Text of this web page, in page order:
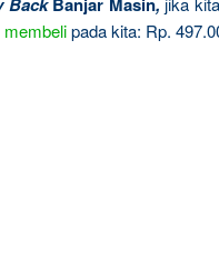
membelipada kita: Rp.